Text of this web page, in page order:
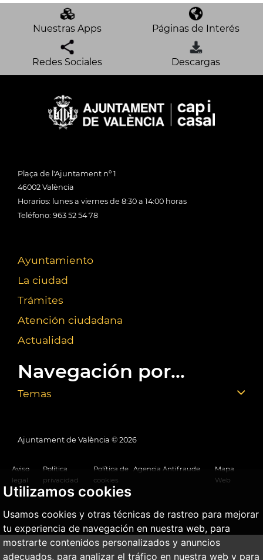
Utilizamos cookies
Usamos cookies y otras técnicas de rastreo para mejorar
tu experiencia de navegación en nuestra web, para
mostrarte contenidos personalizados y anuncios
adecuados, para analizar el tráfico en nuestra web y para
Nuestras Apps Páginas de Interés
Redes Sociales Descargas
Plaça de l'Ajuntament nº 1
46002 València
Horarios: lunes a viernes de 8:30 a 14:00 horas
Teléfono: 963 52 54 78
Ayuntamiento
La ciudad
Trámites
Atención ciudadana
Actualidad
Navegación por...
Temas
Ajuntament de València © 2026
Aviso
legal
Política
privacidad
Política de
cookies
Agencia Antifraude
Mapa
Web